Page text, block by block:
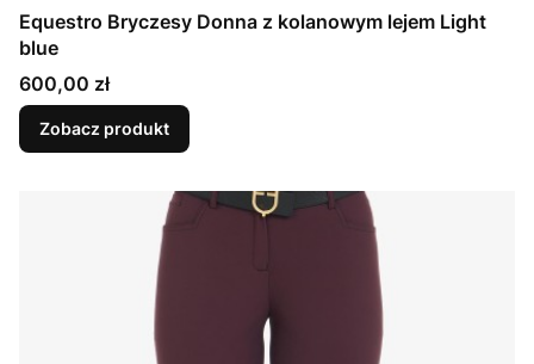
Equestro Bryczesy Donna z kolanowym lejem Light
blue
Cena
600,00 zł
Zobacz produkt